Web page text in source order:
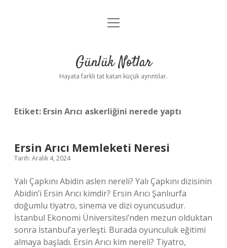
Anasayfa
Yasal Uyarı
menüyü
Günlük Notlar
Hayata farklı tat katan küçük ayrıntılar.
Etiket: Ersin Arıcı askerliğini nerede yaptı
Ersin Arıcı Memleketi Neresi
Tarih: Aralık 4, 2024
Yalı Çapkını Abidin aslen nereli? Yalı Çapkını dizisinin
Abidin’i Ersin Arıcı kimdir? Ersin Arıcı Şanlıurfa
doğumlu tiyatro, sinema ve dizi oyuncusudur.
İstanbul Ekonomi Üniversitesi’nden mezun olduktan
sonra İstanbul’a yerleşti. Burada oyunculuk eğitimi
almaya başladı. Ersin Arıcı kim nereli? Tiyatro,